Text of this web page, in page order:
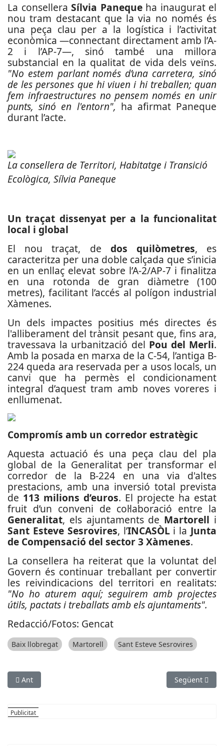
La consellera Sílvia Panequeha inaugurat el
nou tram destacant que la via no només és
una peça clau per a la logística i l’activitat
econòmica —connectant directament amb l’A-
2 i l’AP-7—, sinó també una millora
substancial en la qualitat de vida dels veïns.
"No estem parlant només d’una carretera, sinó
de les persones que hi viuen i hi treballen; quan
fem infraestructures no pensem només en unir
punts, sinó en l'entorn", ha afirmat Paneque
durant l’acte.
La consellera de Territori, Habitatge i Transició
Ecològica, Sílvia Paneque
Un traçat dissenyat per a la funcionalitat
local i global
El nou traçat, de dos quilòmetres, es
caracteritza per una doble calçada que s’inicia
en un enllaç elevat sobre l’A-2/AP-7 i finalitza
en una rotonda de gran diàmetre (100
metres), facilitant l’accés al polígon industrial
Xàmenes.
Un dels impactes positius més directes és
l'alliberament del trànsit pesant que, fins ara,
travessava la urbanització del Pou del Merli.
Amb la posada en marxa de la C-54, l’antiga B-
224 queda ara reservada per a usos locals, un
canvi que ha permès el condicionament
integral d’aquest tram amb noves voreres i
enllumenat.
Compromís amb un corredor estratègic
Aquesta actuació és una peça clau del pla
global de la Generalitat per transformar el
corredor de la B-224 en una via d'altes
prestacions, amb una inversió total prevista
de 113 milions d’euros. El projecte ha estat
fruit d’un conveni de col·laboració entre la
Generalitat, els ajuntaments de Martorell i
Sant Esteve Sesrovires, l’INCASÒLi la Junta
de Compensació del sector 3 Xàmenes.
La consellera ha reiterat que la voluntat del
Govern és continuar treballant per convertir
les reivindicacions del territori en realitats:
"No ho aturem aquí; seguirem amb projectes
útils, pactats i treballats amb els ajuntaments".
Redacció/Fotos: Gencat
Baix llobregat Martorell Sant Esteve Sesrovires
Article anterior: La Diputació de Barcelona llança el Premi
Ant Article
Següent